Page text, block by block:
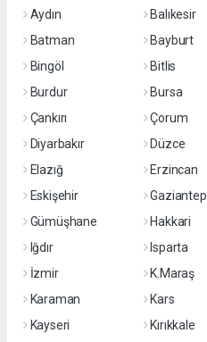
Aydın
Balıkesir
Batman
Bayburt
Bingöl
Bitlis
Burdur
Bursa
Çankırı
Çorum
Diyarbakır
Düzce
Elazığ
Erzincan
Eskişehir
Gaziantep
Gümüşhane
Hakkari
Iğdır
Isparta
İzmir
K.Maraş
Karaman
Kars
Kayseri
Kırıkkale